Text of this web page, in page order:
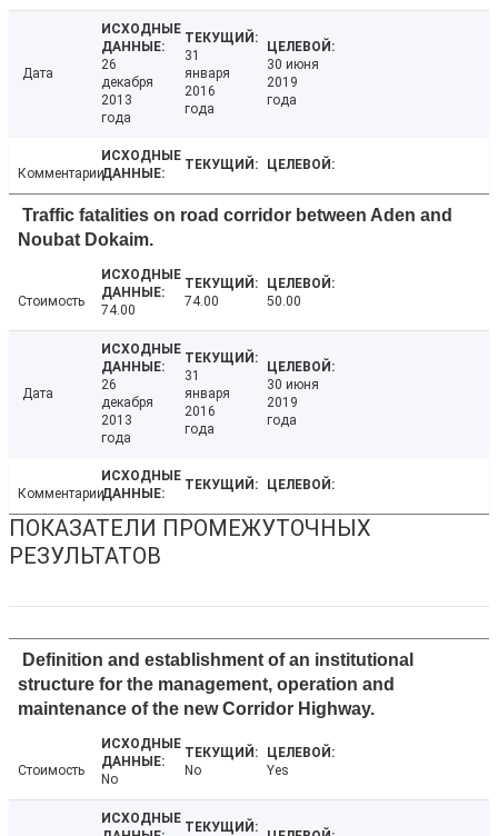
Дата
26
декабря
2013
года
31
января
2016
года
30 июня
2019
года
Комментарии
Traffic fatalities on road corridor between Aden and
Noubat Dokaim.
Стоимость
74.00
74.00 50.00
Дата
26
декабря
2013
года
31
января
2016
года
30 июня
2019
года
Комментарии
ПОКАЗАТЕЛИ ПРОМЕЖУТОЧНЫХ
РЕЗУЛЬТАТОВ
Definition and establishment of an institutional
structure for the management, operation and
maintenance of the new Corridor Highway.
Стоимость
No
No Yes